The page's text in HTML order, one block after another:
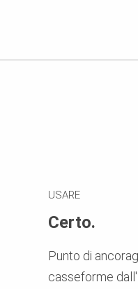
USARE
Certo.
Punto di
casseforme